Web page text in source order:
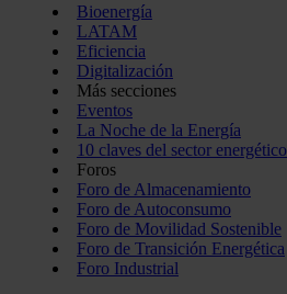
Bioenergía
LATAM
Eficiencia
Digitalización
Más secciones
Eventos
La Noche de la Energía
10 claves del sector energético
Foros
Foro de Almacenamiento
Foro de Autoconsumo
Foro de Movilidad Sostenible
Foro de Transición Energética
Foro Industrial